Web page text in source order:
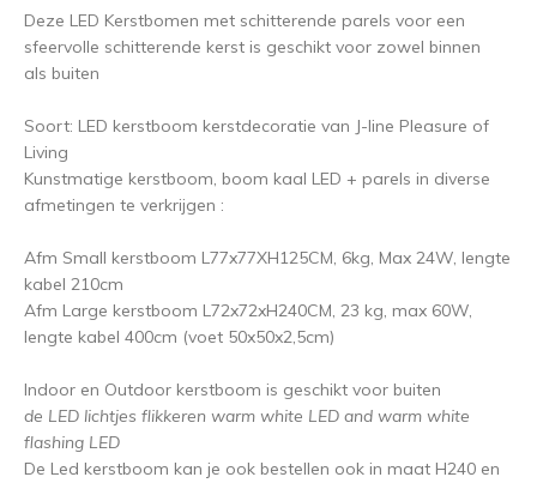
Deze LED Kerstbomen met schitterende parels voor een
sfeervolle schitterende kerst is geschikt voor zowel binnen
als buiten
Soort: LED kerstboom kerstdecoratie van J-line Pleasure of
Living
Kunstmatige kerstboom, boom kaal LED + parels in diverse
afmetingen te verkrijgen :
Afm Small kerstboom L77x77XH125CM, 6kg, Max 24W, lengte
kabel 210cm
Afm Large kerstboom L72x72xH240CM, 23 kg, max 60W,
lengte kabel 400cm (voet 50x50x2,5cm)
Indoor en Outdoor kerstboom is geschikt voor buiten
de LED lichtjes flikkeren warm white LED and warm white
flashing LED
De Led kerstboom kan je ook bestellen ook in maat H240 en